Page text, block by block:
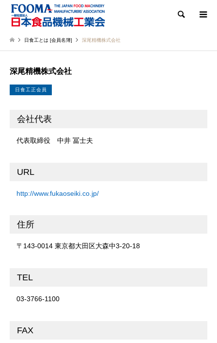
検索
日食工とは [会員名簿] 深尾精機株式会社
深尾精機株式会社
日食工正会員
会社代表
代表取締役 中井 冨士夫
URL
http://www.fukaoseiki.co.jp/
住所
〒143-0014 東京都大田区大森中3-20-18
TEL
03-3766-1100
FAX